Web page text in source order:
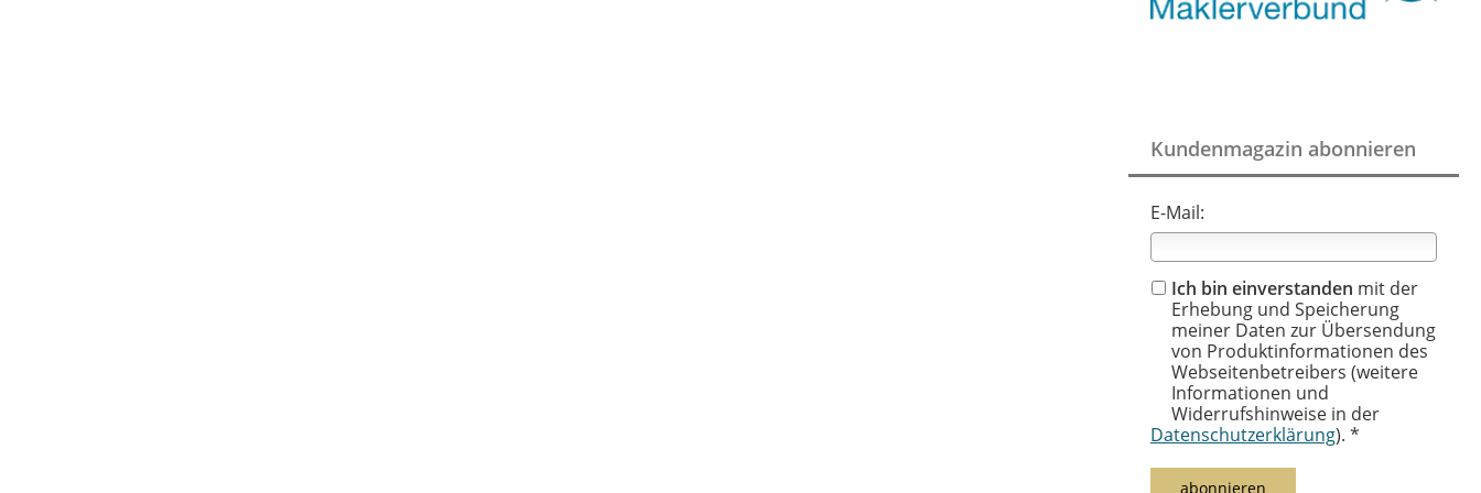
Kundenmagazin abonnieren
E-Mail:
Ich bin einverstanden mit der
Erhebung und Speicherung
meiner Daten zur Übersendung
von Produktinformationen des
Webseitenbetreibers (weitere
Informationen und
Widerrufshinweise in der
Datenschutzerklärung). *